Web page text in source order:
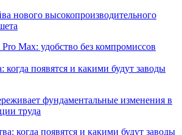
нового высокопроизводительного
появятся и какими будут заводы
фундаментальные изменения в
труда